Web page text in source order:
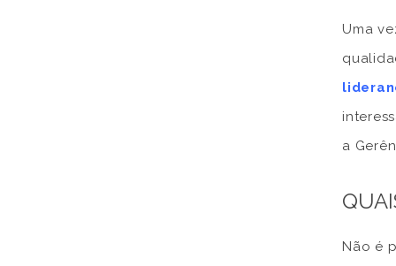
Uma
a
Não é